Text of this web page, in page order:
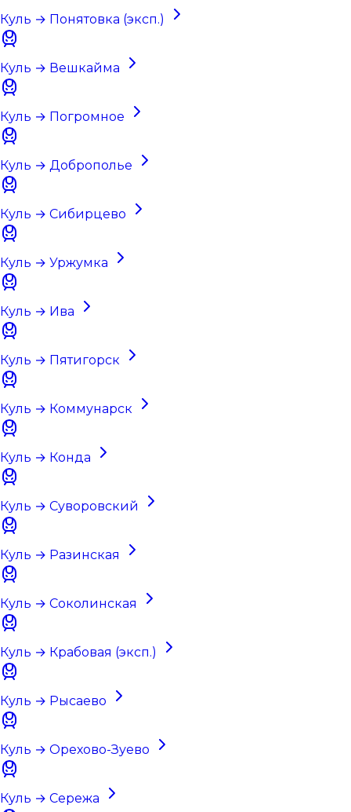
Куль → Понятовка (эксп.)
Куль → Вешкайма
Куль → Погромное
Куль → Доброполье
Куль → Сибирцево
Куль → Уржумка
Куль → Ива
Куль → Пятигорск
Куль → Коммунарск
Куль → Конда
Куль → Суворовский
Куль → Разинская
Куль → Соколинская
Куль → Крабовая (эксп.)
Куль → Рысаево
Куль → Орехово-Зуево
Куль → Сережа